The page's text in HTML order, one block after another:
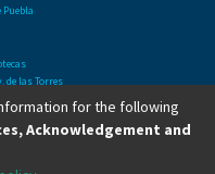
de las Torres
Manuel
Ext 2901
for the following
Acknowledgement and